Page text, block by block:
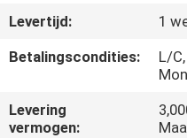
CONTACTEER
ONS
Levertijd:
1
Betalingscondities:
L/
Levering
vermogen: